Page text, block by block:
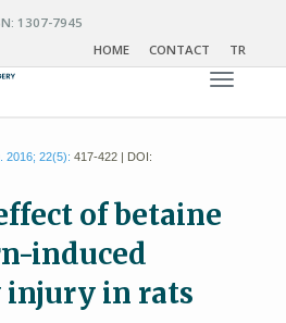
1307-7945
HOME
CONTACT TR
Toggle
2016; 22(5): 417-422 | DOI:
of betaine
induced
in rats